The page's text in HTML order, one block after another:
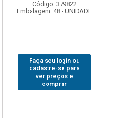
Código: 379822
Embalagem: 48 - UNIDADE
Faça seu login ou
cadastre-se para
ver preços e
comprar